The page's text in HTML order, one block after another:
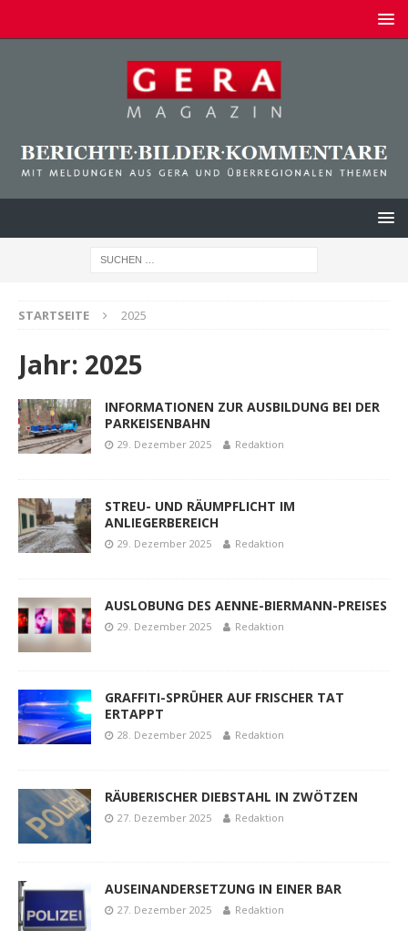
STARTSEITE 2025
Jahr: 2025
INFORMATIONEN ZUR AUSBILDUNG BEI DER
PARKEISENBAHN
29. Dezember 2025 Redaktion
STREU- UND RÄUMPFLICHT IM
ANLIEGERBEREICH
29. Dezember 2025 Redaktion
AUSLOBUNG DES AENNE-BIERMANN-PREISES
29. Dezember 2025 Redaktion
GRAFFITI-SPRÜHER AUF FRISCHER TAT
ERTAPPT
28. Dezember 2025 Redaktion
RÄUBERISCHER DIEBSTAHL IN ZWÖTZEN
27. Dezember 2025 Redaktion
AUSEINANDERSETZUNG IN EINER BAR
27. Dezember 2025 Redaktion